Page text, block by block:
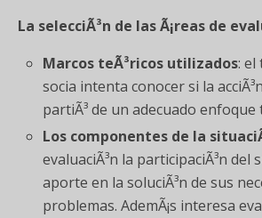
La selecciÃ³n de las Ã¡reas de
Marcos teÃ³ricos utilizados: el
socia intenta conocer si la
partiÃ³ de un adecuado enfoque
Los componentes de la
evaluaciÃ³n la participaciÃ³n del
aporte en la soluciÃ³n de sus
problemas. AdemÃ¡s interesa